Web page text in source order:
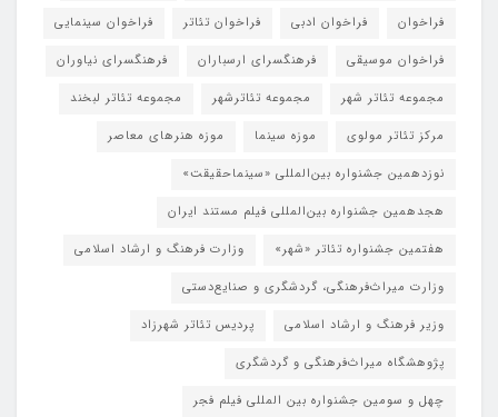
فراخوان
فراخوان ادبی فراخوان تئاتر
فراخوان سینمایی
فراخوان موسیقی
فرهنگسرای ارسباران
فرهنگسرای نیاوران
مجموعه تئاتر شهر
مجموعه تئاترشهر
مجموعه تئاتر لبخند
مرکز تئاتر مولوی
موزه سینما
موزه هنرهای معاصر
نوزدهمین جشنواره بین‌المللی «سینماحقیقت»
هجدهمین جشنواره بین‌المللی فیلم مستند ایران
هفتمین جشنواره تئاتر «شهر»
وزارت فرهنگ و ارشاد اسلامی
وزارت میراث‌فرهنگی، گردشگری و صنایع‌دستی
وزیر فرهنگ و ارشاد اسلامی
پردیس تئاتر شهرزاد
پژوهشگاه میراث‌فرهنگی و گردشگری
چهل و سومین جشنواره بین المللی فیلم فجر